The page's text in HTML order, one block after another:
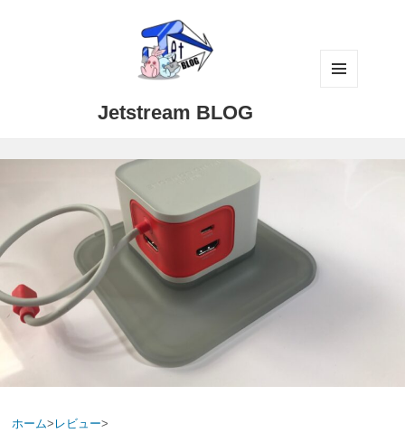
Jetstream BLOG
ホーム> レビュー>